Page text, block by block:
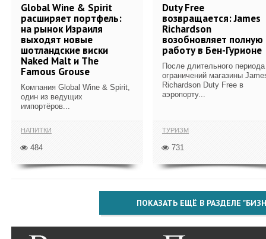
Global Wine & Spirit
расширяет портфель:
на рынок Израиля
выходят новые
шотландские виски
Naked Malt и The
Famous Grouse
Компания Global Wine & Spirit,
один из ведущих
импортёров...
НАПИТКИ
484
Duty Free
возвращается: James
Richardson
возобновляет полную
работу в Бен-Гурионе
После длительного периода
ограничений магазины
Richardson Duty Free в
аэропорту...
ТУРИЗМ
731
ПОКАЗАТЬ ЕЩЁ В РАЗДЕЛЕ